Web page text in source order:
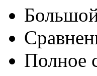
Полное